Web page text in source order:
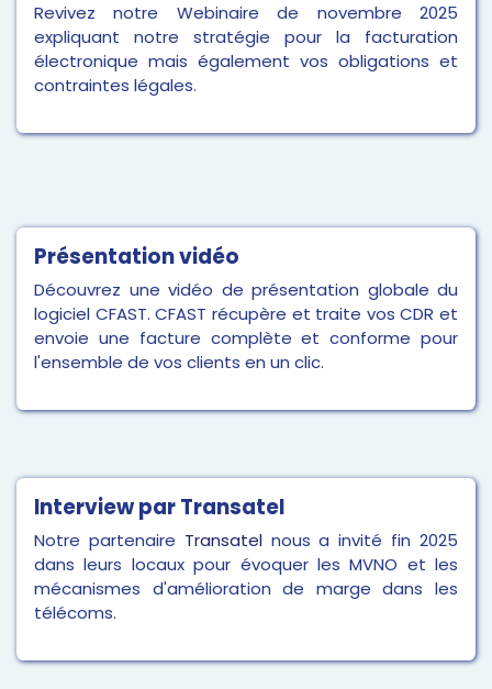
Revivez notre Webinaire de novembre 2025
expliquant notre stratégie pour la facturation
électronique mais également vos obligations et
contraintes légales.
Présentation vidéo
Découvrez une vidéo de présentation globale du
logiciel CFAST. CFAST récupère et traite vos CDR et
envoie une facture complète et conforme pour
l'ensemble de vos clients en un clic.
Interview par Transatel
Notre partenaire Transatel nous a invité fin 2025
dans leurs locaux pour évoquer les MVNO et les
mécanismes d'amélioration de marge dans les
télécoms.